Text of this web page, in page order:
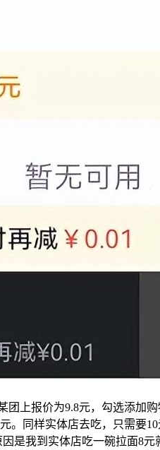
上报价为9.8元，勾选添加
。同样实体店去吃，只需要10
是我到实体店吃一碗拉面8